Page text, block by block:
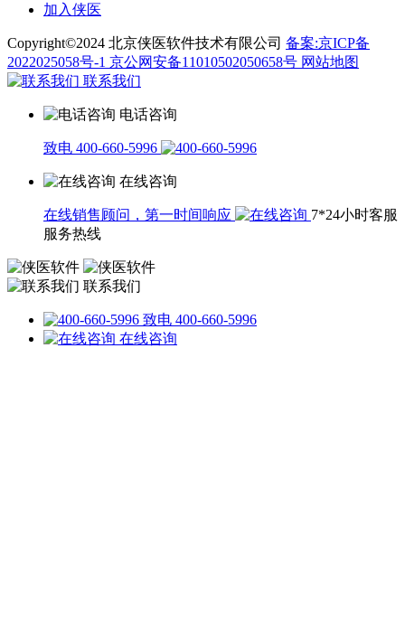
加入侠医
Copyright©2024 北京侠医软件技术有限公司 备案:京ICP备
2022025058号-1 京公网安备11010502050658号 网站地图
联系我们
电话咨询
致电 400-660-5996
在线咨询
在线销售顾问，第一时间响应
7*24小时客服
服务热线
联系我们
致电 400-660-5996
在线咨询